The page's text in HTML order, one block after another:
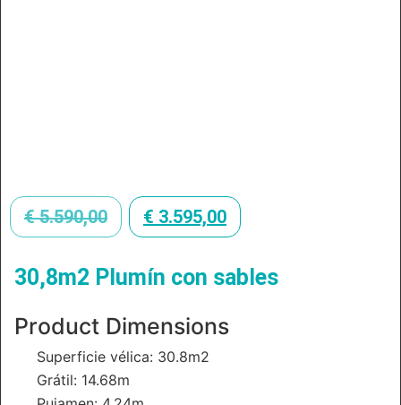
€5.590,00 € 3.595,00
30,8m2 Plumín con sables
Product Dimensions
Superficie vélica: 30.8m2
Grátil: 14.68m